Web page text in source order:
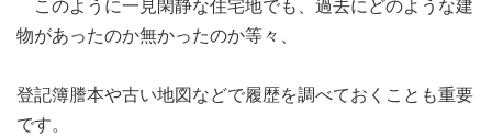
このように一見閑静な住宅地でも、過去にどのような建
物があったのか無かったのか等々、
登記簿謄本や古い地図などで履歴を調べておくことも重要
です。